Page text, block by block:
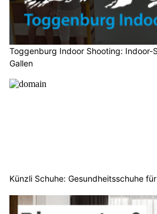
Toggenburg Indoor Shooting: Indoor-
Gallen
Künzli Schuhe: Gesundheitsschuhe